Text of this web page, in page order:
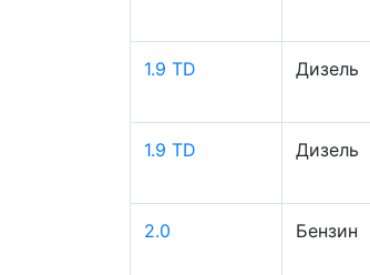
1.9 TD Дизель
1.9 TD Дизель
2.0 Бензин